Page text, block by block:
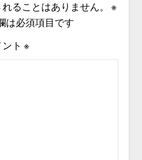
ることはありません。
※
は必須項目です
ト ※